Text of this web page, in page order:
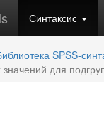
Синтаксис
SPSS-
для